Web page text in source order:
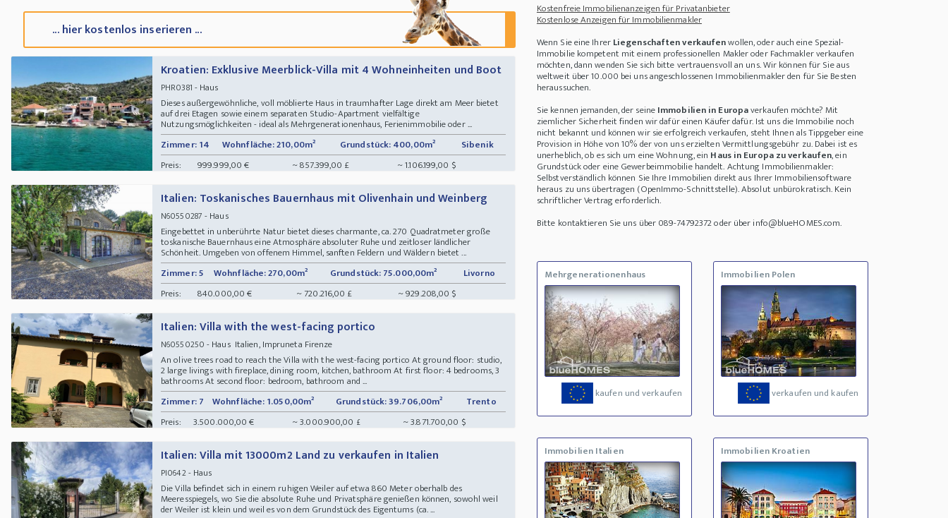
... hier kostenlos inserieren ...
Kroatien: Exklusive Meerblick-Villa mit 4 Wohneinheiten und Boot
PHR0381 - Haus
Dieses außergewöhnliche, voll möblierte Haus in traumhafter Lage direkt am Meer bietet
auf drei Etagen sowie einem separaten Studio-Apartment vielfältige
Nutzungsmöglichkeiten - ideal als Mehrgenerationenhaus, Ferienimmobilie oder ...
Zimmer: 14
Wohnfläche: 210,00m² Grundstück: 400,00m²
Sibenik
Preis:
999.999,00 € ~ 857.399,00 £ ~ 1.106.199,00 $
Italien: Toskanisches Bauernhaus mit Olivenhain und Weinberg
N60550287 - Haus
Eingebettet in unberührte Natur bietet dieses charmante, ca. 270 Quadratmeter große
toskanische Bauernhaus eine Atmosphäre absoluter Ruhe und zeitloser ländlicher
Schönheit. Umgeben von offenem Himmel, sanften Feldern und Wäldern bietet ...
Zimmer: 5
Wohnfläche: 270,00m² Grundstück: 75.000,00m²
Livorno
Preis:
840.000,00 € ~ 720.216,00 £ ~ 929.208,00 $
Italien: Villa with the west-facing portico
N60550250 - Haus Italien, Impruneta Firenze
An olive trees road to reach the Villa with the west-facing portico At ground floor: studio,
2 large livings with fireplace, dining room, kitchen, bathroom At first floor: 4 bedrooms, 3
bathrooms At second floor: bedroom, bathroom and ...
Zimmer: 7 Wohnfläche: 1.050,00m² Grundstück: 39.706,00m²
Trento
Preis:
3.500.000,00 € ~ 3.000.900,00 £ ~ 3.871.700,00 $
Italien: Villa mit 13000m2 Land zu verkaufen in Italien
PI0642- Haus
Die Villa befindet sich in einem ruhigen Weiler auf etwa 860 Meter oberhalb des
Meeresspiegels, wo Sie die absolute Ruhe und Privatsphäre genießen können, sowohl weil
der Weiler ist klein und weil es von dem Grundstück des Eigentums (ca. ...
Kostenfreie Immobilienanzeigen für Privatanbieter
Kostenlose Anzeigen für Immobilienmakler
Wenn Sie eine IhrerLiegenschaften verkaufenwollen, oder auch eine Spezial-
Immobilie kompetent mit einem professionellen Makler oder Fachmakler verkaufen
möchten, dann wenden Sie sich bitte vertrauensvoll an uns. Wir können für Sie aus
weltweit über 10.000 bei uns angeschlossenen Immobilienmakler den für Sie Besten
heraussuchen.
Sie kennen jemanden, der seineImmobilien in Europaverkaufen möchte? Mit
ziemlicher Sicherheit finden wir dafür einen Käufer dafür. Ist uns die Immobilie noch
nicht bekannt und können wir sie erfolgreich verkaufen, steht Ihnen als Tippgeber eine
Provision in Höhe von 10% der von uns erzielten Vermittlungsgebühr zu. Dabei ist es
unerheblich, ob es sich um eine Wohnung, ein Haus in Europa zu verkaufen, ein
Grundstück oder eine Gewerbeimmobilie handelt. Achtung Immobilienmakler:
Selbstverständlich können Sie Ihre Immobilien direkt aus Ihrer Immobiliensoftware
heraus zu uns übertragen (OpenImmo-Schnittstelle). Absolut unbürokratisch. Kein
schriftlicher Vertrag erforderlich.
Bitte kontaktieren Sie uns über 089-74792372 oder über info@blueHOMES.com.
Mehrgenerationenhaus
kaufen und verkaufen
Immobilien Polen
verkaufen und kaufen
Immobilien Italien Immobilien Kroatien